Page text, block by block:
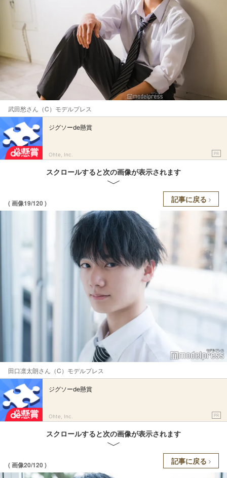
武田愁さん（C）モデルプレス
ジグソーde懸賞
Ohte, Inc. PR
スクロールすると次の画像が表示されます
( 画像19/120 ) 記事に戻る
田口凛太朗さん（C）モデルプレス
ジグソーde懸賞
Ohte, Inc. PR
スクロールすると次の画像が表示されます
( 画像20/120 ) 記事に戻る